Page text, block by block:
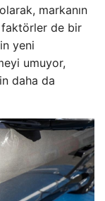
markanın
faktörler de bir
yeni
umuyor,
daha da